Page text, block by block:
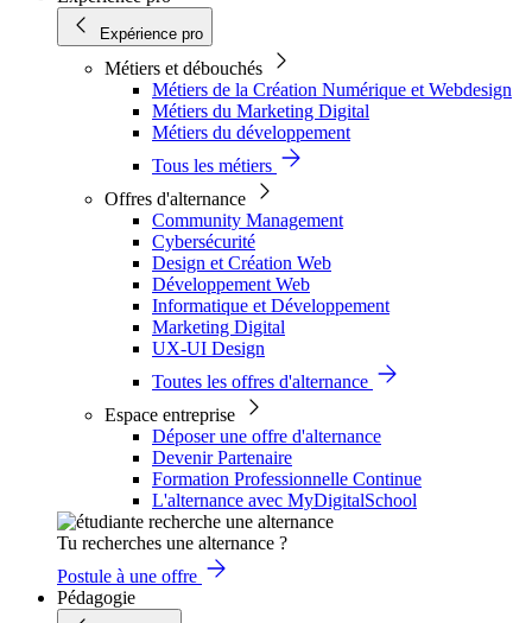
Expérience pro
Métiers et débouchés
Métiers de la Création Numérique et Webdesign
Métiers du Marketing Digital
Métiers du développement
Tous les métiers
Offres d'alternance
Community Management
Cybersécurité
Design et Création Web
Développement Web
Informatique et Développement
Marketing Digital
UX-UI Design
Toutes les offres d'alternance
Espace entreprise
Déposer une offre d'alternance
Devenir Partenaire
Formation Professionnelle Continue
L'alternance avec MyDigitalSchool
Tu recherches une alternance ?
Postule à une offre
Pédagogie